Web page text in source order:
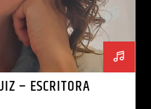
– ESCRITORA